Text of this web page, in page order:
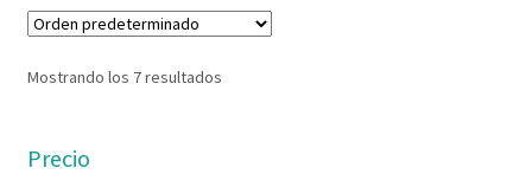
Mostrando los 7 resultados
Precio